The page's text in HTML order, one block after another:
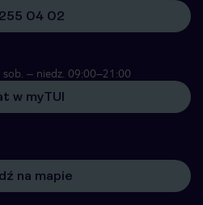
04 02
– niedz. 09:00–21:00
w myTUI
na mapie